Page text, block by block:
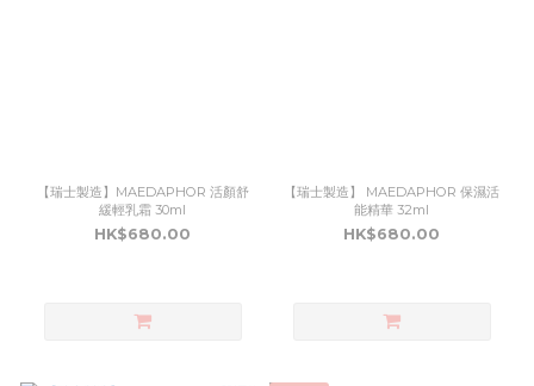
【瑞士製造】MAEDAPHOR 活顏舒
緩輕乳霜 30ml
HK$680.00
【瑞士製造】 MAEDAPHOR 保濕活
能精華 32ml
HK$680.00